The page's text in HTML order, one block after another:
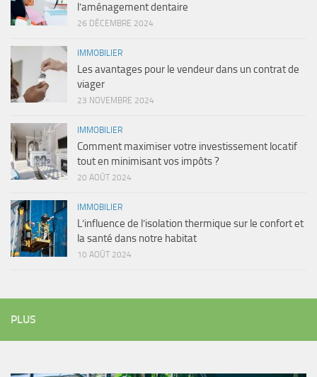
l’aménagement dentaire
26 DÉCEMBRE 2024
IMMOBILIER
Les avantages pour le vendeur dans un contrat de
viager
23 NOVEMBRE 2024
IMMOBILIER
Comment maximiser votre investissement locatif
tout en minimisant vos impôts ?
20 AOÛT 2024
IMMOBILIER
L’influence de l’isolation thermique sur le confort et
la santé dans notre habitat
10 AOÛT 2024
PLUS